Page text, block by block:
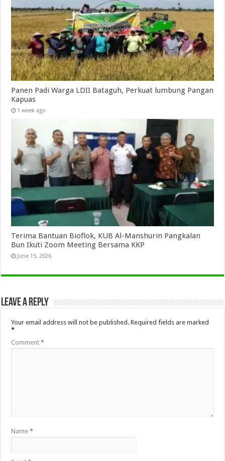
Panen Padi Warga LDII Bataguh, Perkuat lumbung Pangan
Kapuas
1 week ago
Terima Bantuan Bioflok, KUB Al-Manshurin Pangkalan
Bun Ikuti Zoom Meeting Bersama KKP
June 15, 2026
Leave a Reply
Your email address will not be published. Required fields are marked
*
Comment*
Name*